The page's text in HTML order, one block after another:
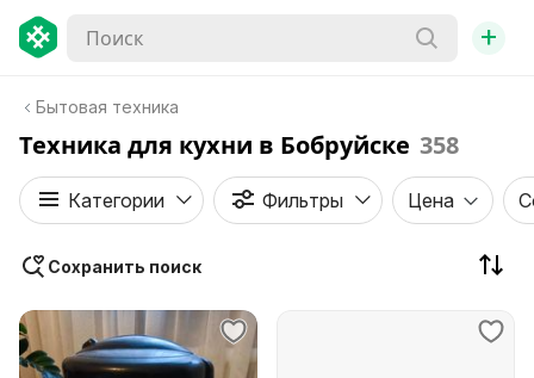
+
Бытовая техника
Техника для кухни в Бобруйске 358
Категории Фильтры Цена
Сохранить поиск